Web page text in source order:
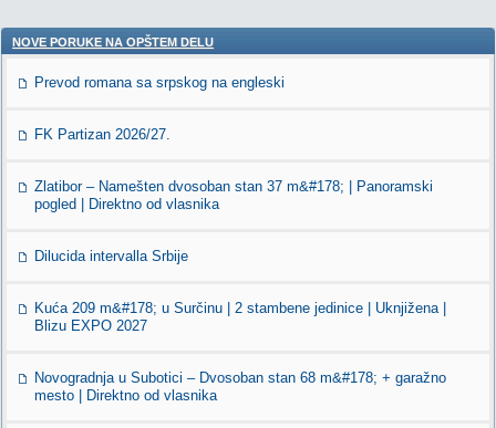
NOVE PORUKE NA OPŠTEM DELU
Prevod romana sa srpskog na engleski
FK Partizan 2026/27.
Zlatibor – Namešten dvosoban stan 37 m&#178; | Panoramski
pogled | Direktno od vlasnika
Dilucida intervalla Srbije
Kuća 209 m&#178; u Surčinu | 2 stambene jedinice | Uknjižena |
Blizu EXPO 2027
Novogradnja u Subotici – Dvosoban stan 68 m&#178; + garažno
mesto | Direktno od vlasnika